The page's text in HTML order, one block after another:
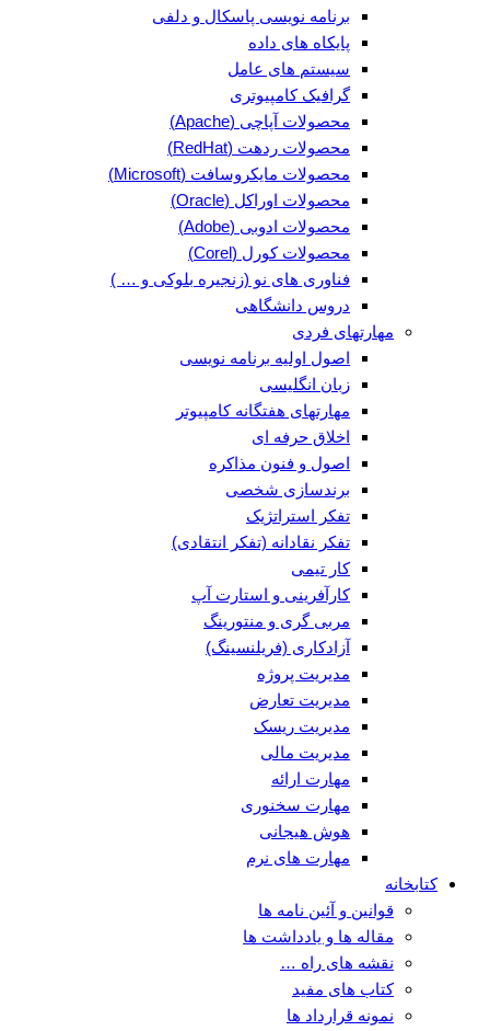
برنامه نویسی پاسکال و دلفی
پایکاه های داده
سیستم های عامل
گرافیک کامپیوتری
محصولات آپاچی (Apache)
محصولات ردهت (RedHat)
محصولات مایکروسافت (Microsoft)
محصولات اوراکل (Oracle)
محصولات ادوبی (Adobe)
محصولات کورل (Corel)
فناوری های نو (زنجیره بلوکی و … )
دروس دانشگاهی
مهارتهای فردی
اصول اولیه برنامه نویسی
زبان انگلیسی
مهارتهای هفتگانه کامپیوتر
اخلاق حرفه ای
اصول و فنون مذاکره
برندسازی شخصی
تفکر استراتژیک
تفکر نقادانه (تفکر انتقادی)
کار تیمی
کارآفرینی و استارت آپ
مربی گری و منتورینگ
آزادکاری (فریلنسینگ)
مدیریت پروژه
مدیریت تعارض
مدیریت ریسک
مدیریت مالی
مهارت ارائه
مهارت سخنوری
هوش هیجانی
مهارت های نرم
کتابخانه
قوانین و آئین نامه ها
مقاله ها و یادداشت ها
نقشه های راه …
کتاب های مفید
نمونه قرارداد ها